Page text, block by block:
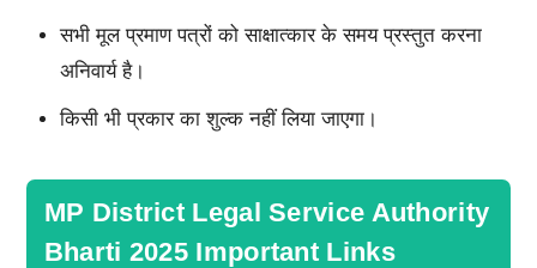
सभी मूल प्रमाण पत्रों को साक्षात्कार के समय प्रस्तुत करना
अनिवार्य है।
किसी भी प्रकार का शुल्क नहीं लिया जाएगा।
MP District Legal Service Authority
Bharti 2025 Important Links